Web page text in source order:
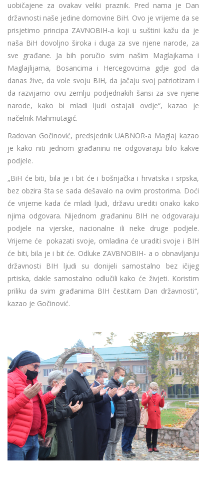
uobičajene za ovakav veliki praznik. Pred nama je Dan
državnosti naše jedine domovine BiH. Ovo je vrijeme da se
prisjetimo principa ZAVNOBIH-a koji u suštini kažu da je
naša BiH dovoljno široka i duga za sve njene narode, za
sve građane. Ja bih poručio svim našim Maglajkama i
Maglajlijama, Bosancima i Hercegovcima gdje god da
danas žive, da vole svoju BIH, da jačaju svoj patriotizam i
da razvijamo ovu zemlju podjednakih šansi za sve njene
narode, kako bi mladi ljudi ostajali ovdje“, kazao je
načelnik Mahmutagić.
Radovan Gočinović, predsjednik UABNOR-a Maglaj kazao
je kako niti jednom građaninu ne odgovaraju bilo kakve
podjele.
„BiH će biti, bila je i bit će i bošnjačka i hrvatska i srpska,
bez obzira šta se sada dešavalo na ovim prostorima. Doći
će vrijeme kada će mladi ljudi, državu urediti onako kako
njima odgovara. Nijednom građaninu BIH ne odgovaraju
podjele na vjerske, nacionalne ili neke druge podjele.
Vrijeme će pokazati svoje, omladina će uraditi svoje i BIH
će biti, bila je i bit će. Odluke ZAVBNOBIH- a o obnavljanju
državnosti BIH ljudi su donijeli samostalno bez ičijeg
prtiska, dakle samostalno odlučili kako će živjeti. Koristim
priliku da svim građanima BIH čestitam Dan državnosti“,
kazao je Gočinović.